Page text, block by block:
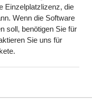
Einzelplatzlizenz, die
Wenn die Software
soll, benötigen Sie für
Sie uns für